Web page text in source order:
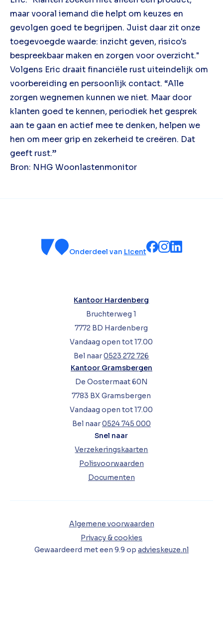
maar vooral iemand die helpt om keuzes en
gevolgen goed te begrijpen. Juist daar zit onze
toegevoegde waarde: inzicht geven, risico's
bespreekbaar maken en zorgen voor overzicht."
Volgens Eric draait financiële rust uiteindelijk om
voorbereiding en persoonlijk contact. “Alle
zorgen wegnemen kunnen we niet. Maar door
klanten goed te kennen, periodiek het gesprek
aan te gaan en actief mee te denken, helpen we
hen om meer grip en zekerheid te creëren. Dat
geeft rust.”
Bron: NHG Woonlastenmonitor
Onderdeel van Licent
Kantoor Hardenberg
Bruchterweg 1
7772 BD Hardenberg
Vandaag open tot 17.00
Bel naar0523 272 726
Kantoor Gramsbergen
De Oostermaat 60N
7783 BX Gramsbergen
Vandaag open tot 17.00
Bel naar0524 745 000
Snel naar
Verzekeringskaarten
Polisvoorwaarden
Documenten
Algemene voorwaarden
Privacy & cookies
Gewaardeerd met een 9.9 op advieskeuze.nl